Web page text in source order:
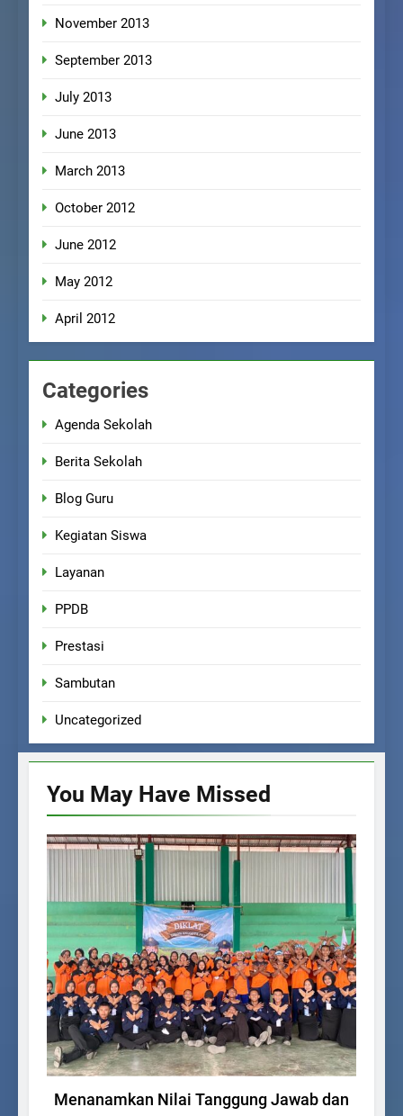
November 2013
September 2013
July 2013
June 2013
March 2013
October 2012
June 2012
May 2012
April 2012
Categories
Agenda Sekolah
Berita Sekolah
Blog Guru
Kegiatan Siswa
Layanan
PPDB
Prestasi
Sambutan
Uncategorized
You May Have Missed
UNCATEGORIZED
Menanamkan Nilai Tanggung Jawab dan